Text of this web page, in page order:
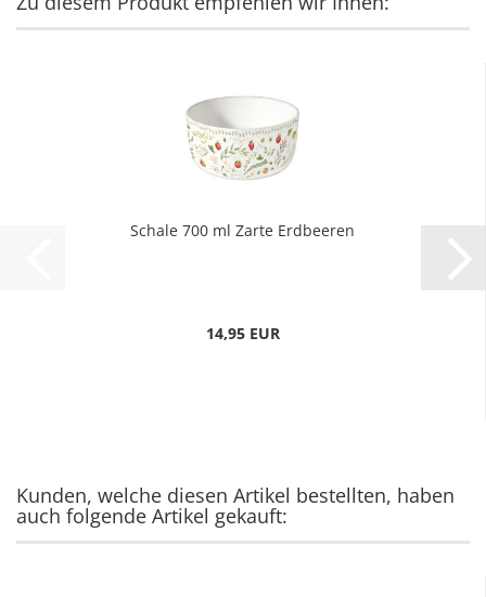
Schale 700 ml Zarte Erdbeeren
14,95 EUR
Kunden, welche diesen Artikel bestellten, haben
auch folgende Artikel gekauft: